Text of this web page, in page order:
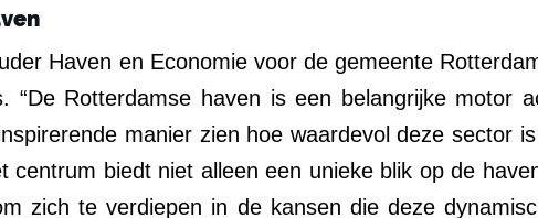
Haven en Economie voor de gemeente
“De Rotterdamse haven is een belangrijke motor
manier zien hoe waardevol deze sector
centrum biedt niet alleen een unieke blik op de
zich te verdiepen in de kansen die deze